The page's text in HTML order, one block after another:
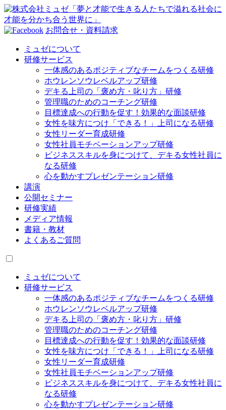
お問合せ・資料請求
ミュゼについて
研修サービス
一体感のあるポジティブなチームをつくる研修
ホウレンソウレベルアップ研修
デキる上司の「褒め方・叱り方」研修
管理職のためのコーチング研修
目標達成への行動を促す！効果的な面談研修
女性を味方につけ「できる！」上司になる研修
女性リーダー育成研修
女性社員モチベーションアップ研修
ビジネススキルを身につけて、デキる女性社員に
なる研修
心を動かすプレゼンテーション研修
講演
公開セミナー
研修実績
メディア情報
書籍・教材
よくあるご質問
ミュゼについて
研修サービス
一体感のあるポジティブなチームをつくる研修
ホウレンソウレベルアップ研修
デキる上司の「褒め方・叱り方」研修
管理職のためのコーチング研修
目標達成への行動を促す！効果的な面談研修
女性を味方につけ「できる！」上司になる研修
女性リーダー育成研修
女性社員モチベーションアップ研修
ビジネススキルを身につけて、デキる女性社員に
なる研修
心を動かすプレゼンテーション研修